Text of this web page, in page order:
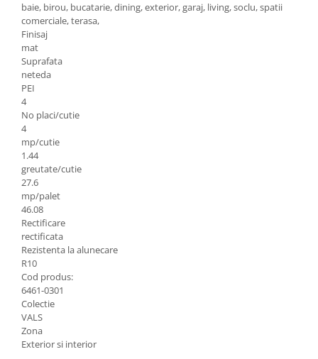
baie, birou, bucatarie, dining, exterior, garaj, living, soclu, spatii
comerciale, terasa,
Finisaj
mat
Suprafata
neteda
PEI
4
No placi/cutie
4
mp/cutie
1.44
greutate/cutie
27.6
mp/palet
46.08
Rectificare
rectificata
Rezistenta la alunecare
R10
Cod produs:
6461-0301
Colectie
VALS
Zona
Exterior si interior